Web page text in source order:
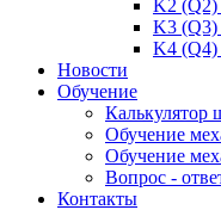
K2 (Q2)
K3 (Q3)
K4 (Q4)
Новости
Обучение
Калькулятор
Обучение
Обучение
Вопрос -
Контакты